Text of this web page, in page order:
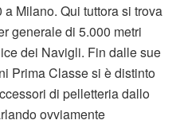
Milano. Qui tuttora si trova
generale di 5.000 metri
dei Navigli. Fin dalle sue
Prima Classe si è distinto
di pelletteria dallo
ovviamente